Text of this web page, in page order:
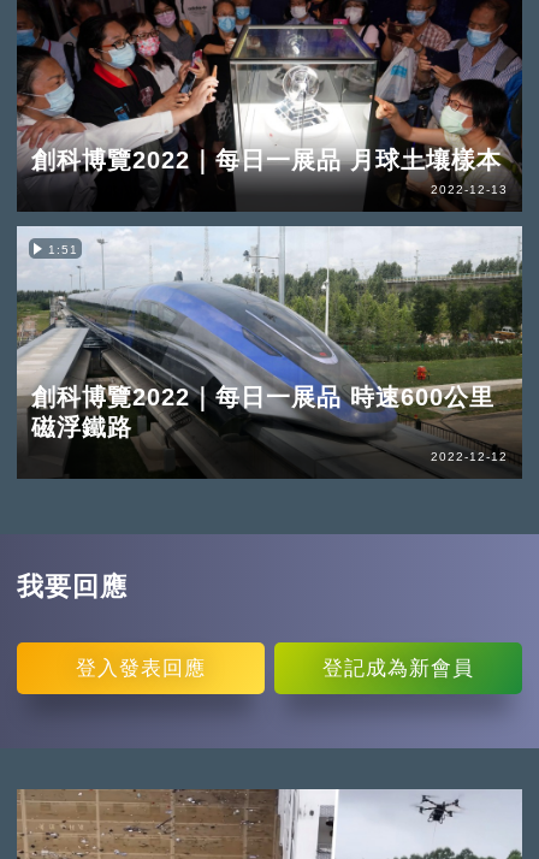
創科博覽2022｜每日一展品 月球土壤樣本
2022-12-13
1:51
創科博覽2022｜每日一展品 時速600公里
磁浮鐵路
2022-12-12
我要回應
登入 發表回應 登記成為新會員